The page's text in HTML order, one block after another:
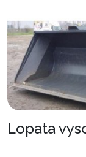
Lopata